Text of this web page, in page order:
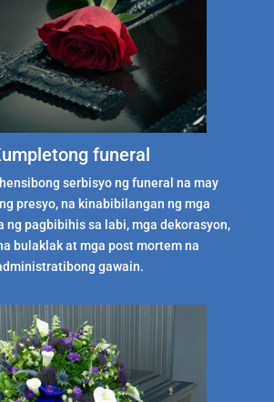
funeral
serbisyo ng funeral na may
presyo, na kinabibilangan ng mga
ng pagbibihis sa labi, mga dekorasyon,
bulaklak at mga post mortem na
gawain.